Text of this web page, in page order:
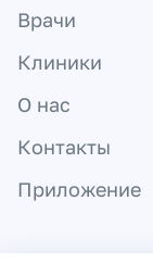
Врачи
Клиники
О нас
Контакты
Приложение